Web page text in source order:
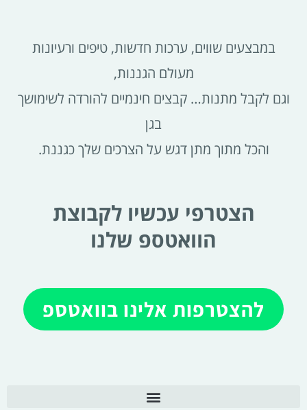
במבצעים שווים, ערכות חדשות, טיפים ורעיונות
מעולם הגננות,
וגם לקבל מתנות… קבצים חינמיים להורדה לשימושך
בגן
והכל מתוך מתן דגש על הצרכים שלך כגננת.
הצטרפי עכשיו לקבוצת
הוואטספ שלנו
להצטרפות אלינו בוואטספ